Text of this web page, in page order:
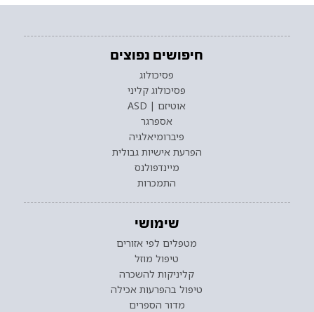
חיפושים נפוצים
פסיכולוג
פסיכולוג קליני
אוטיזם | ASD
אספרגר
פיברומיאלגיה
הפרעת אישיות גבולית
מיינדפולנס
התמכרות
שימושי
מטפלים לפי אזורים
טיפול מוזל
קליניקות להשכרה
טיפול בהפרעות אכילה
מדור הספרים